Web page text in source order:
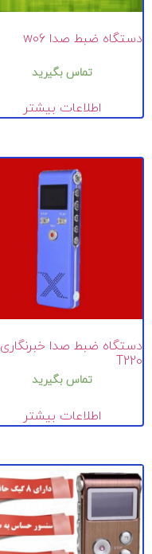
دستگاه ضبط صدا w06
تماس بگیرید
اطلاعات بیشتر
دستگاه ضبط صدا خبرنگاری
T220
تماس بگیرید
اطلاعات بیشتر